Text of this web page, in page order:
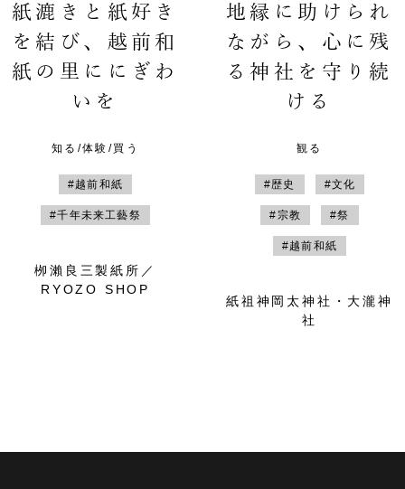
紙漉きと紙好き
を結び、越前和
紙の里ににぎわ
いを
知る/体験/買う
#越前和紙
#千年未来工藝祭
栁瀨良三製紙所／
RYOZO SHOP
地縁に助けられ
ながら、心に残
る神社を守り続
ける
観る
#歴史 #文化
#宗教 #祭
#越前和紙
紙祖神岡太神社・大瀧神
社